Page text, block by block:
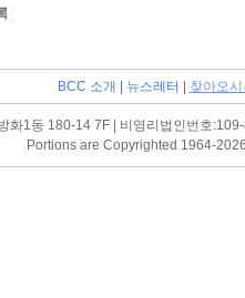
BCC 소개 뉴스레터 찾아오
화1동 180-14 7F | 비영리법인번호
Portions are Copyrighted 1964-